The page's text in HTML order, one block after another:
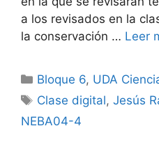
a los revisados en la
la conservación … Leer
Categorías
Bloque 6, UDA
Etiquetas
Clase digital,Jesús
NEBA04-4